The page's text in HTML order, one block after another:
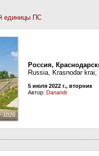
единицы ПС
1026
Россия,
Russia, Krasnodar
5 июля 2022 г., вторник
Автор: Danandr